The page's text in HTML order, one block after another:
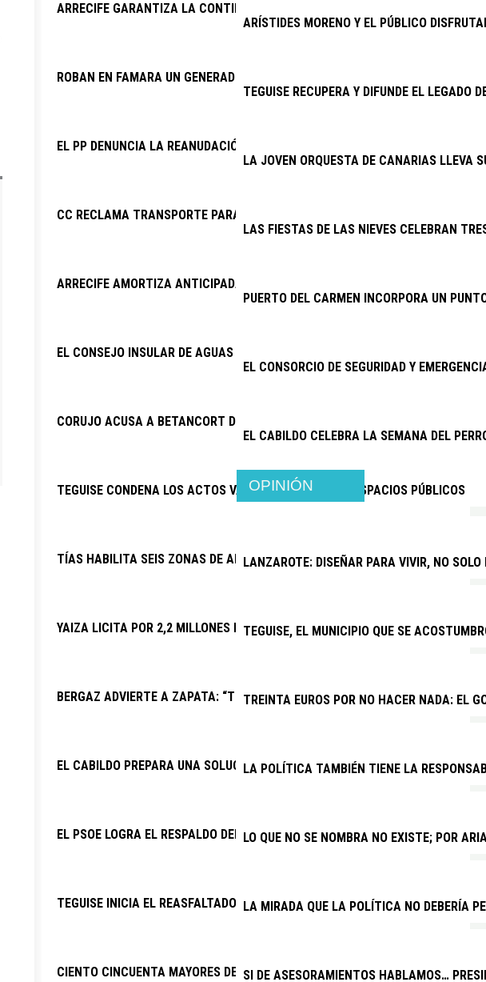
ARRECIFE GARANTIZA LA CONTINUIDAD DE LA LIMPIEZA VIARIA Y LA
ROBAN EN FAMARA UN GENERADOR DEL CINE AMBULANTE
EL PP DENUNCIA LA REANUDACIÓN DE LAS OBRAS DE LA ANTENA DE
CC RECLAMA TRANSPORTE PARA EL CENTRO DE RESPIRO FAMILIAR DE SAN
ARRECIFE AMORTIZA ANTICIPADAMENTE 11,46 MILLONES DE EUROS DE
EL CONSEJO INSULAR DE AGUAS ABORDA PROYECTOS POR MÁS DE 6,4
CORUJO ACUSA A BETANCORT DE PAGAR 15.500 EUROS A JOSÉ MARÍA
TEGUISE CONDENA LOS ACTOS VANDÁLICOS CONTRA ESPACIOS PÚBLICOS
TÍAS HABILITA SEIS ZONAS DE APARCAMIENTO Y REFUERZA TAXIS Y
YAIZA LICITA POR 2,2 MILLONES LAS MEJORAS DEL CAMPO DE FÚTBOL DE
BERGAZ ADVIERTE A ZAPATA: “TRAS UN AÑO DE CONFLICTO
EL CABILDO PREPARA UNA SOLUCIÓN PARA EL DRENAJE DE LA CARRETERA
EL PSOE LOGRA EL RESPALDO DEL CABILDO A UNA VENTANILLA ÚNICA PARA
TEGUISE INICIA EL REASFALTADO DE VARIAS CALLES DE LOS COCOTEROS
CIENTO CINCUENTA MAYORES DE YAIZA FESTEJAN EL DÍA DEL ABUELO
ARÍSTIDES MORENO Y EL PÚBLICO
TEGUISE RECUPERA Y DIFUNDE EL
LA JOVEN ORQUESTA DE CANARIAS LLEVA
LAS FIESTAS DE LAS NIEVES CELEBRAN
PUERTO DEL CARMEN INCORPORA UN
EL CONSORCIO DE SEGURIDAD Y
EL CABILDO CELEBRA LA SEMANA DEL
OPINIÓN
LANZAROTE: DISEÑAR PARA VIVIR, NO
TEGUISE, EL MUNICIPIO QUE SE
TREINTA EUROS POR NO HACER NADA: EL
LA POLÍTICA TAMBIÉN TIENE LA
LO QUE NO SE NOMBRA NO EXISTE; POR
LA MIRADA QUE LA POLÍTICA NO DEBERÍA
SI DE ASESORAMIENTOS HABLAMOS…